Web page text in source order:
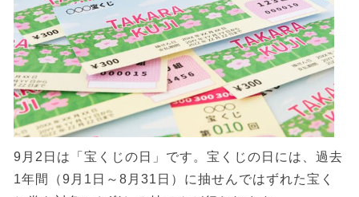
9月2日は「宝くじの日」です。宝くじの日には、過去
1年間（9月1日～8月31日）に抽せんではずれた宝く